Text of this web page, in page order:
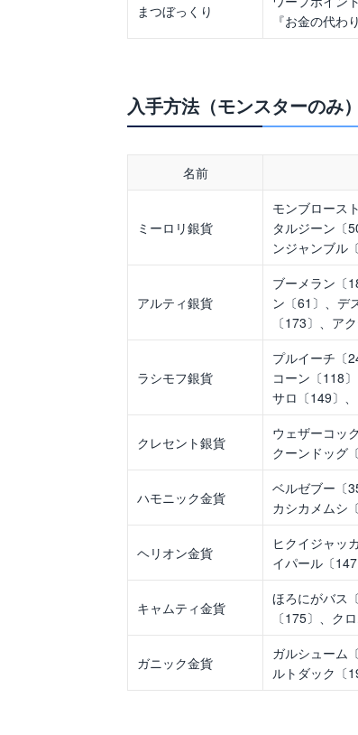
まつぼっくり
『お金の代わ
入手方法（モンスターのみ）
名前
ミーロリ銀貨
モンブロース
タルジーン〔
ンジャンブル
アルティ銀貨
ブーメラン〔
ン〔61〕、デ
〔173〕、ア
ラシモフ銀貨
プルイーチ〔
コーン〔118
サロ〔149〕
クレセント銀貨
ウェザーコッ
クーンドッグ
ハモニック金貨
ベルゼブー〔
カシカメムシ
ヘリオン金貨
ヒクイジャッ
イパール〔
キャムティ金貨
ほろにがバス
〔175〕、ク
ガニック金貨
ガルシューム
ルトダック〔